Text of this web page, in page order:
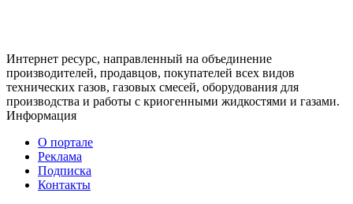
Интернет ресурс, направленный на объединение
производителей, продавцов, покупателей всех видов
технических газов, газовых смесей, оборудования для
производства и работы с криогенными жидкостями и газами.
Информация
О портале
Реклама
Подписка
Контакты